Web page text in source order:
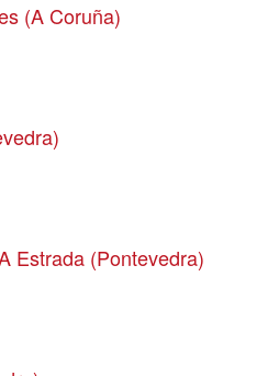
(A Coruña)
Estrada (Pontevedra)